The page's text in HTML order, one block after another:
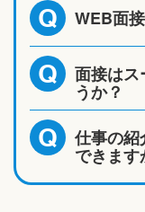
Q WEB面
Q 面接はス
うか？
Q 仕事の紹
できます